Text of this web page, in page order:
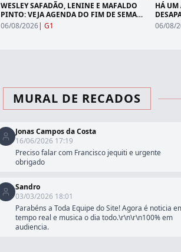
WESLEY SAFADÃO, LENINE E MAFALDO
PINTO: VEJA AGENDA DO FIM DE SEMANA
EM NATAL
06/08/2026| G1
HÁ UM
SEI
06/08/
MURAL DE RECADOS
Jonas Campos da Costa
16/06/2026 17:19
Preciso falar com Francisco jequiti e urgente
obrigado
Sandro
03/03/2026 18:01
Parabéns a Toda Equipe do Site! Agora é noticia
tempo real e musica o dia todo.\r\n\r\n100% em
audiencia.